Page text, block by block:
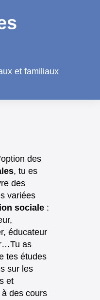
et familiaux
des
, tu es
des
variées
sociale :
éducateur
as
tes études
sur les
et
à des cours